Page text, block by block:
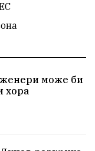
може би
хора